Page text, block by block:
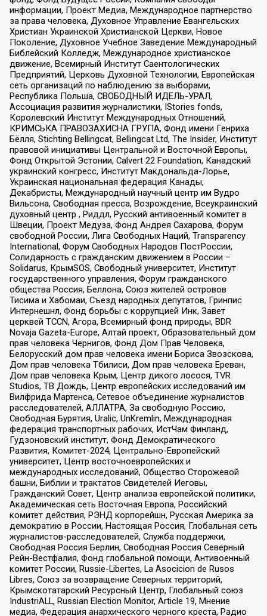
информации, Проект Медиа, Международное партнерство
за права человека, Духовное Управление Евангельских
Христиан Украинской Христианской Церкви, Новое
Поколение, Духовное Учебное Заведение Международный
Библейский Колледж, Международное христианское
движение, Всемирный Институт Саентологических
Предприятий, Церковь Духовной Технологии, Европейская
сеть организаций по наблюдению за выборами,
Республика Польша, СВОБОДНЫЙ ИДЕЛЬ-УРАЛ,
Ассоциация развития журналистики, IStories fonds,
Королевский Институт Международных Отношений,
КРИМСЬКА ПРАВОЗАХИСНА ГРУПА, Фонд имени Генриха
Бёлля, Stichting Bellingcat, Bellingcat Ltd, The Insider, Институт
правовой инициативы Центральной и Восточной Европы,
Фонд Открытой Эстонии, Calvert 22 Foundation, Канадский
украинский конгресс, Институт Макдональда-Лорье,
Украинская национальная федерация Канады,
Декабристы, Международный научный центр им Вудро
Вильсона, Свободная пресса, Возрождение, Всеукраинский
духовный центр , Риддл, Русский антивоенный комитет в
Швеции, Проект Медуза, Фонд Андрея Сахарова, Форум
свободной России, Лига Свободных Наций, Transparеncy
International, Форум Свободных Народов ПостРоссии,
Солидарность с гражданским движением в России –
Solidarus, КрымSOS, Свободный университет, Институт
государственного управления, Форум гражданского
общества Россия, Беллона, Союз жителей островов
Тисима и Хабомаи, Съезд народных депутатов, Гринпис
Интернешнл, Фонд борьбы с коррупцией Инк, Завет
церквей TCCN, Агора, Всемирный фонд природы, BDR
Novaja Gazeta-Europe, Алтай проект, Образовательный дом
прав человека Чернигов, Фонд Дом Прав Человека,
Белорусский дом прав человека имени Бориса Звозскова,
Дом прав человека Тбилиси, Дом прав человека Ереван,
Дом прав человека Крым, Центр дикого лосося, TVR
Studios, ТВ Дождь, Центр европейских исследований им
Вилфрида Мартенса, Сетевое объединение журналистов
расследователей, АЛЛАТРА, За свободную Россию,
Свободная Бурятия, Uralic, UnKremlin, Международная
федерация транспортных рабочих, ИстЧам Финланд,
Гудзоновский институт, Фонд Демократического
Развития, Комитет-2024, Центрально-Европейский
университет, Центр восточноевропейских и
международных исследований, Общество Сторожевой
башни, Библии и трактатов Свидетелей Иеговы,
Гражданский Совет, Центр анализа европейской политики,
Академическая сеть Восточная Европа, Российский
комитет действия, РЭНД корпорейшн, Русская Америка за
демократию в России, Настоящая Россия, Глобальная сеть
журналистов-расследователей, Служба поддержки,
Свободная Россия Берлин, Свободная Россия Северный
Рейн-Вестфалия, Фонд глобальной помощи, Антивоенный
комитет России, Russie-Libertes, La Asocicion de Rusos
Libres, Союз за возвращение Северных территорий,
Крымскотатарский Ресурсный Центр, Глобальный союз
IndustriALL, Russian Election Monitor, Article 19, Мнение
медиа, Федерация анархического черного креста, Радио